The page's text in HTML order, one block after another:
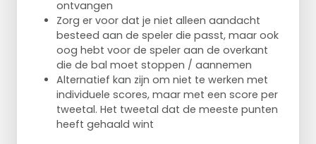
ontvangen
Zorg er voor dat je niet alleen aandacht
besteed aan de speler die passt, maar ook
oog hebt voor de speler aan de overkant
die de bal moet stoppen / aannemen
Alternatief kan zijn om niet te werken met
individuele scores, maar met een score per
tweetal. Het tweetal dat de meeste punten
heeft gehaald wint